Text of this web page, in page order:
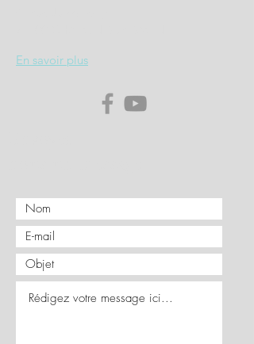
En savoir plus